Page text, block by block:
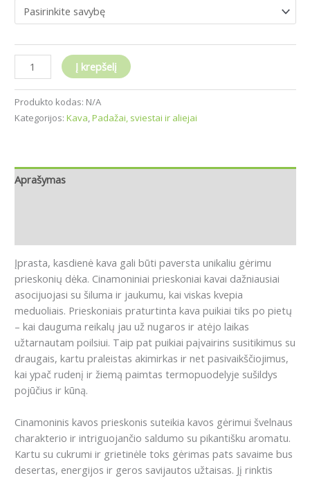
Į krepšelį
Produkto kodas: N/A
Kategorijos: Kava,Padažai, sviestai ir aliejai
Aprašymas
Įprasta, kasdienė kava gali būti paversta unikaliu gėrimu
prieskonių dėka. Cinamoniniai prieskoniai kavai dažniausiai
asocijuojasi su šiluma ir jaukumu, kai viskas kvepia
meduoliais. Prieskoniais praturtinta kava puikiai tiks po pietų
– kai dauguma reikalų jau už nugaros ir atėjo laikas
užtarnautam poilsiui. Taip pat puikiai paįvairins susitikimus su
draugais, kartu praleistas akimirkas ir net pasivaikščiojimus,
kai ypač rudenį ir žiemą paimtas termopuodelyje sušildys
pojūčius ir kūną.
Cinamoninis kavos prieskonis suteikia kavos gėrimui švelnaus
charakterio ir intriguojančio saldumo su pikantišku aromatu.
Kartu su cukrumi ir grietinėle toks gėrimas pats savaime bus
desertas, energijos ir geros savijautos užtaisas. Jį rinktis